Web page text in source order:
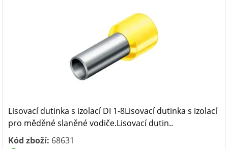
Lisovací dutinka s izolací DI 1-8Lisovací dutinka s izolací
pro měděné slaněné vodiče.Lisovací dutin..
Kód zboží: 68631